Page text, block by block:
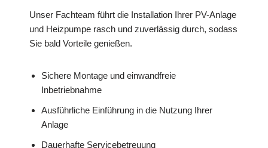
Unser Fachteam führt die Installation Ihrer PV-Anlage
und Heizpumpe rasch und zuverlässig durch, sodass
Sie bald Vorteile genießen.
Sichere Montage und einwandfreie
Inbetriebnahme
Ausführliche Einführung in die Nutzung Ihrer
Anlage
Dauerhafte Servicebetreuung